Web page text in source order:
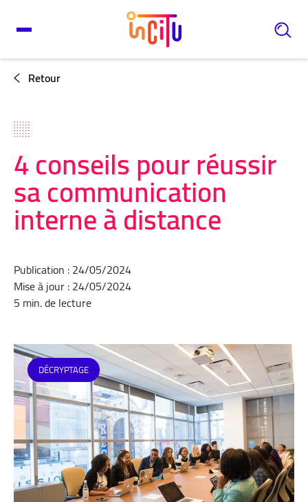
Retour
4 conseils pour réussir
sa communication
interne à distance
Publication : 24/05/2024
Mise à jour : 24/05/2024
5 min. de lecture
DÉCRYPTAGE